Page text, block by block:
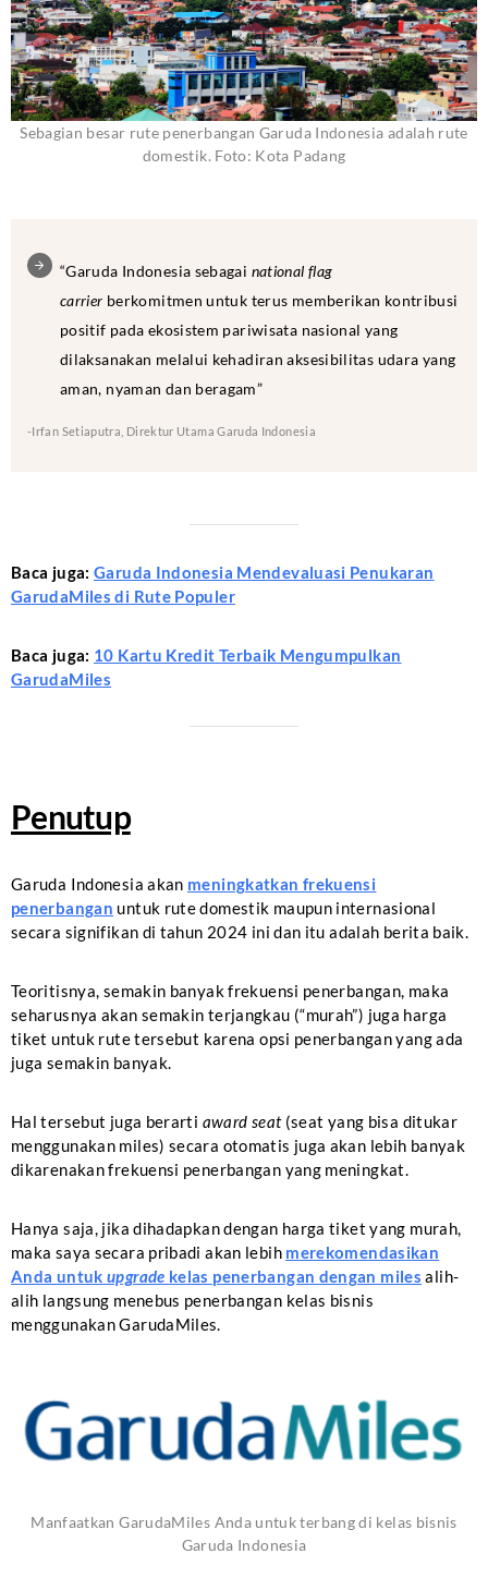
Sebagian besar rute penerbangan Garuda Indonesia adalah rute
domestik. Foto: Kota Padang
“Garuda Indonesia sebagai national flag
carrier berkomitmen untuk terus memberikan kontribusi
positif pada ekosistem pariwisata nasional yang
dilaksanakan melalui kehadiran aksesibilitas udara yang
aman, nyaman dan beragam”
-Irfan Setiaputra, Direktur Utama Garuda Indonesia
Baca juga:Garuda Indonesia Mendevaluasi Penukaran
GarudaMiles di Rute Populer
Baca juga: 10 Kartu Kredit Terbaik Mengumpulkan
GarudaMiles
Penutup
Garuda Indonesia akan meningkatkan frekuensi
penerbangan untuk rute domestik maupun internasional
secara signifikan di tahun 2024 ini dan itu adalah berita baik.
Teoritisnya, semakin banyak frekuensi penerbangan, maka
seharusnya akan semakin terjangkau (“murah”) juga harga
tiket untuk rute tersebut karena opsi penerbangan yang ada
juga semakin banyak.
Hal tersebut juga berarti award seat(seat yang bisa ditukar
menggunakan miles) secara otomatis juga akan lebih banyak
dikarenakan frekuensi penerbangan yang meningkat.
Hanya saja, jika dihadapkan dengan harga tiket yang murah,
maka saya secara pribadi akan lebih merekomendasikan
Anda untukupgrade kelas penerbangan dengan miles alih-
alih langsung menebus penerbangan kelas bisnis
menggunakan GarudaMiles.
Manfaatkan GarudaMiles Anda untuk terbang di kelas bisnis
Garuda Indonesia